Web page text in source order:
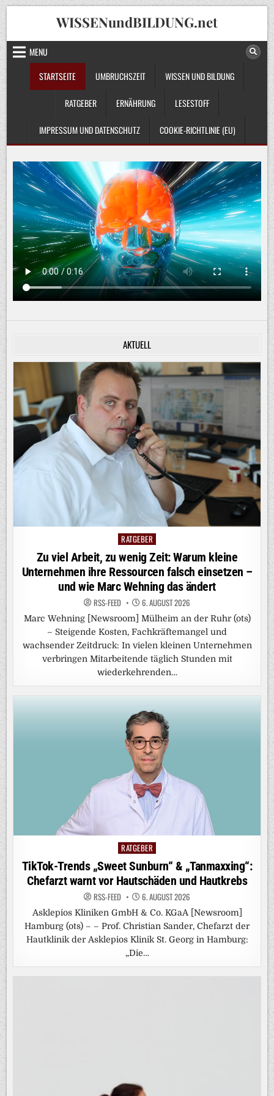
Skip
to
content
WISSENundBILDUNG.net
MENU
STARTSEITE
UMBRUCHSZEIT WISSEN UND BILDUNG
RATGEBER ERNÄHRUNG LESESTOFF
IMPRESSUM UND DATENSCHUTZ COOKIE-RICHTLINIE (EU)
AKTUELL
Posted
RATGEBER
Zu viel Arbeit, zu wenig Zeit: Warum kleine
Unternehmen ihre Ressourcen falsch einsetzen –
und wie Marc Wehning das ändert
RSS-FEED 6. AUGUST 2026
Marc Wehning [Newsroom] Mülheim an der Ruhr (ots)
– Steigende Kosten, Fachkräftemangel und
wachsender Zeitdruck: In vielen kleinen Unternehmen
verbringen Mitarbeitende täglich Stunden mit
wiederkehrenden…
Posted
in
RATGEBER
TikTok-Trends „Sweet Sunburn“ & „Tanmaxxing“:
Chefarzt warnt vor Hautschäden und Hautkrebs
RSS-FEED 6. AUGUST 2026
Asklepios Kliniken GmbH & Co. KGaA [Newsroom]
Hamburg (ots) – – Prof. Christian Sander, Chefarzt der
Hautklinik der Asklepios Klinik St. Georg in Hamburg:
„Die…